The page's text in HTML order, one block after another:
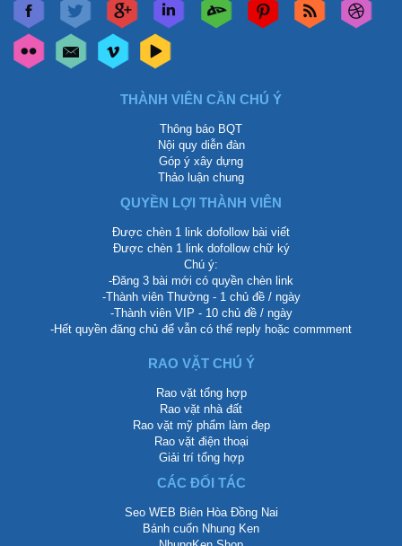
THÀNH VIÊN CẦN CHÚ Ý
Thông báo BQT
Nội quy diễn đàn
Góp ý xây dựng
Thảo luận chung
QUYỀN LỢI THÀNH VIÊN
Được chèn 1 link dofollow bài viết
Được chèn 1 link dofollow chữ ký
Chú ý:
-Đăng 3 bài mới có quyền chèn link
-Thành viên Thường - 1 chủ đề / ngày
-Thành viên VIP - 10 chủ đề / ngày
-Hết quyền đăng chủ để vẫn có thể reply hoặc commment
RAO VẶT CHÚ Ý
Rao vặt tổng hợp
Rao vặt nhà đất
Rao vặt mỹ phẩm làm đẹp
Rao vặt điện thoại
Giải trí tổng hợp
CÁC ĐỐI TÁC
Seo WEB Biên Hòa Đồng Nai
Bánh cuốn Nhung Ken